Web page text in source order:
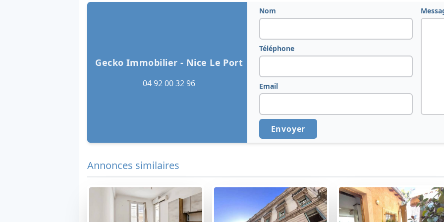
Gecko Immobilier - Nice Le Port
04 92 00 32 96
Nom
Téléphone
Email
Envoyer
Annonces similaires